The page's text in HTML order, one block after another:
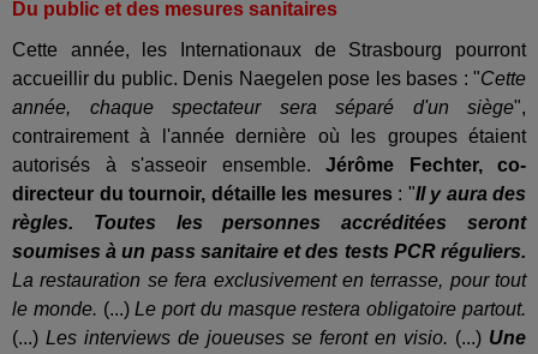
Du public et des mesures sanitaires
Cette année, les Internationaux de Strasbourg pourront
accueillir du public. Denis Naegelen pose les bases : "Cette
année, chaque spectateur sera séparé d'un siège",
contrairement à l'année dernière où les groupes étaient
autorisés à s'asseoir ensemble. Jérôme Fechter, co-
directeur du tournoir, détaille les mesures: "Il y aura des
règles. Toutes les personnes accréditées seront
soumises à un pass sanitaire et des tests PCR réguliers.
La restauration se fera exclusivement en terrasse, pour tout
le monde. (...)Le port du masque restera obligatoire partout.
(...) Les interviews de joueuses se feront en visio. (...) Une